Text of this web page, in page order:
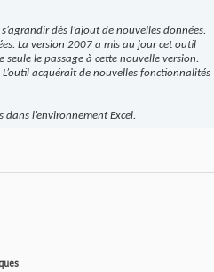
dès l’ajout de nouvelles données.
La version 2007 a mis au jour cet outil
le passage à cette nouvelle version.
acquérait de nouvelles fonctionnalités
l’environnement Excel.